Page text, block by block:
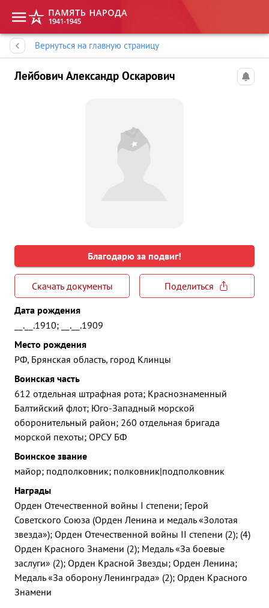
Вернуться на главную страницу
Лейбович Александр Оскарович
Благодарю за подвиг!
Скачать документы
Поделиться
Дата рождения
__.__.1910; __.__.1909
Место рождения
РФ, Брянская область, город Клинцы
Воинская часть
612 отдельная штрафная рота; Краснознаменный
Балтийский флот; Юго-Западный морской
оборонительный район; 260 отдельная бригада
морской пехоты; ОРСУ БФ
Воинское звание
майор; подполковник; полковник|подполковник
Награды
Орден Отечественной войны I степени; Герой
Советского Союза (Орден Ленина и медаль «Золотая
звезда»); Орден Отечественной войны II степени (2); (4)
Орден Красного Знамени (2); Медаль «За боевые
заслуги» (2); Орден Красной Звезды; Орден Ленина;
Медаль «За оборону Ленинграда» (2); Орден Красного
Знамени
Память народа